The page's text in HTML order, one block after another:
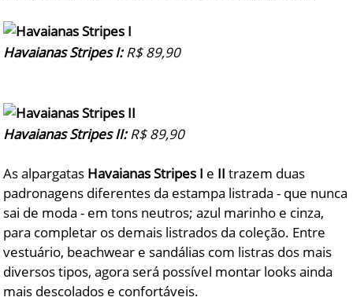
Havaianas Stripes I:R$ 89,90
Havaianas Stripes II:R$ 89,90
As alpargatas Havaianas Stripes I e II trazem duas
padronagens diferentes da estampa listrada - que nunca
sai de moda - em tons neutros; azul marinho e cinza,
para completar os demais listrados da coleção. Entre
vestuário, beachwear e sandálias com listras dos mais
diversos tipos, agora será possível montar looks ainda
mais descolados e confortáveis.